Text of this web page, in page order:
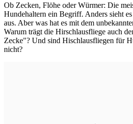
Ob Zecken, Flöhe oder Würmer: Die
Hundehaltern ein Begriff. Anders sieht
aus. Aber was hat es mit dem
Warum trägt die Hirschlausfliege auch
Zecke"? Und sind Hischlausfliegen für
nicht?